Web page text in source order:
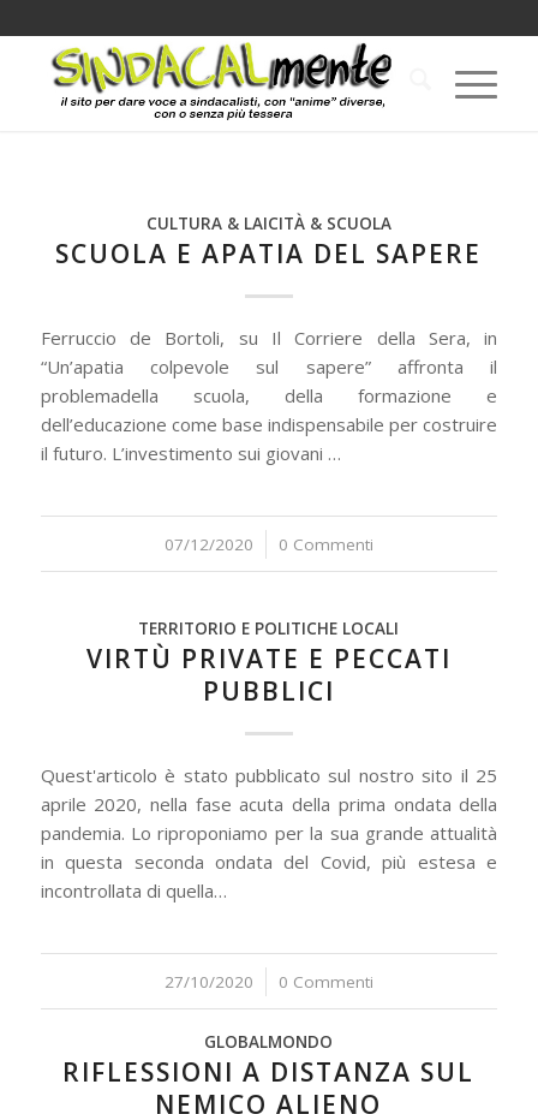
CULTURA & LAICITÀ & SCUOLA
SCUOLA E APATIA DEL SAPERE
Ferruccio de Bortoli, su Il Corriere della Sera, in
“Un’apatia colpevole sul sapere” affronta il
problemadella scuola, della formazione e
dell’educazione come base indispensabile per costruire
il futuro. L’investimento sui giovani …
07/12/2020
/ 0 Commenti
TERRITORIO E POLITICHE LOCALI
VIRTÙ PRIVATE E PECCATI
PUBBLICI
Quest'articolo è stato pubblicato sul nostro sito il 25
aprile 2020, nella fase acuta della prima ondata della
pandemia. Lo riproponiamo per la sua grande attualità
in questa seconda ondata del Covid, più estesa e
incontrollata di quella…
27/10/2020
/ 0 Commenti
GLOBALMONDO
RIFLESSIONI A DISTANZA SUL
NEMICO ALIENO